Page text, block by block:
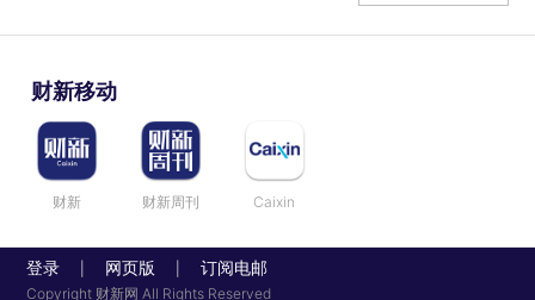
财新移动
财新 财新周刊 Caixin
登录 网页版 订阅电邮
Copyright 财新网 All Rights Reserved